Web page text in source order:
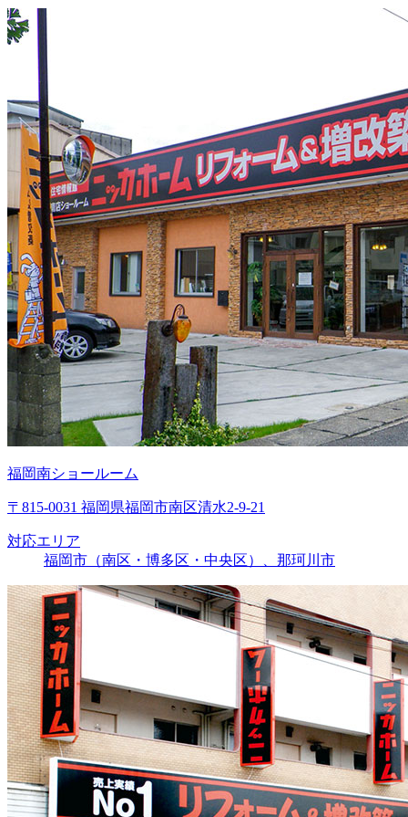
福岡南ショールーム
〒815-0031 福岡県福岡市南区清水2-9-21
対応エリア
福岡市（南区・博多区・中央区）、那珂川市